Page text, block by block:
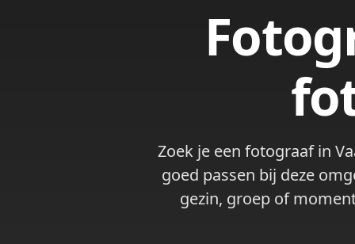
Zoek je een fotograaf in
goed passen bij deze
gezin, groep of